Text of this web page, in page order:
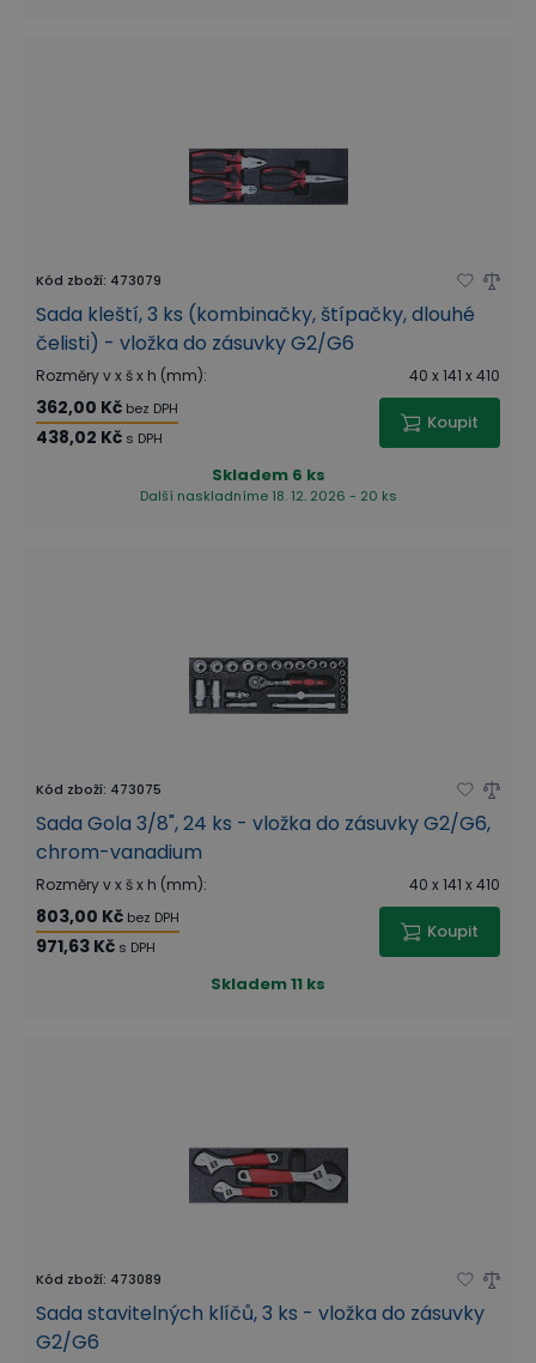
Kód zboží: 473079
Sada kleští, 3 ks (kombinačky, štípačky, dlouhé
čelisti) - vložka do zásuvky G2/G6
Rozměry v x š x h (mm): 40 x 141 x 410
362,00 Kč bez DPH
438,02 Kč s DPH
Koupit
Skladem 6 ks
Další naskladníme 18. 12. 2026 - 20 ks
Kód zboží: 473075
Sada Gola 3/8", 24 ks - vložka do zásuvky G2/G6,
chrom-vanadium
Rozměry v x š x h (mm): 40 x 141 x 410
803,00 Kč bez DPH
971,63 Kč s DPH
Koupit
Skladem11 ks
Kód zboží: 473089
Sada stavitelných klíčů, 3 ks - vložka do zásuvky
G2/G6